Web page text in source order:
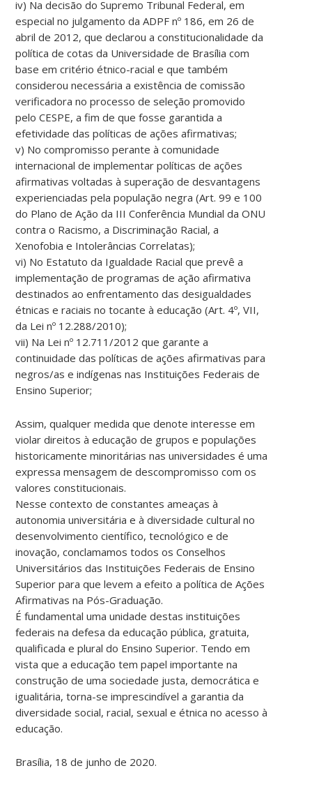
iv) Na decisão do Supremo Tribunal Federal, em
especial no julgamento da ADPF nº 186, em 26 de
abril de 2012, que declarou a constitucionalidade da
política de cotas da Universidade de Brasília com
base em critério étnico-racial e que também
considerou necessária a existência de comissão
verificadora no processo de seleção promovido
pelo CESPE, a fim de que fosse garantida a
efetividade das políticas de ações afirmativas;
v) No compromisso perante à comunidade
internacional de implementar políticas de ações
afirmativas voltadas à superação de desvantagens
experienciadas pela população negra (Art. 99 e 100
do Plano de Ação da III Conferência Mundial da ONU
contra o Racismo, a Discriminação Racial, a
Xenofobia e Intolerâncias Correlatas);
vi) No Estatuto da Igualdade Racial que prevê a
implementação de programas de ação afirmativa
destinados ao enfrentamento das desigualdades
étnicas e raciais no tocante à educação (Art. 4º, VII,
da Lei nº 12.288/2010);
vii) Na Lei nº 12.711/2012 que garante a
continuidade das políticas de ações afirmativas para
negros/as e indígenas nas Instituições Federais de
Ensino Superior;
Assim, qualquer medida que denote interesse em
violar direitos à educação de grupos e populações
historicamente minoritárias nas universidades é uma
expressa mensagem de descompromisso com os
valores constitucionais.
Nesse contexto de constantes ameaças à
autonomia universitária e à diversidade cultural no
desenvolvimento científico, tecnológico e de
inovação, conclamamos todos os Conselhos
Universitários das Instituições Federais de Ensino
Superior para que levem a efeito a política de Ações
Afirmativas na Pós-Graduação.
É fundamental uma unidade destas instituições
federais na defesa da educação pública, gratuita,
qualificada e plural do Ensino Superior. Tendo em
vista que a educação tem papel importante na
construção de uma sociedade justa, democrática e
igualitária, torna-se imprescindível a garantia da
diversidade social, racial, sexual e étnica no acesso à
educação.
Brasília, 18 de junho de 2020.